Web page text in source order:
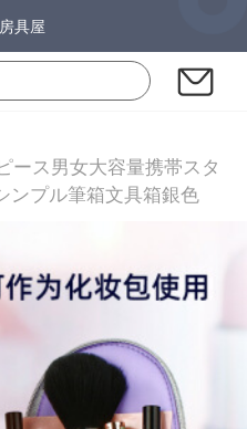
具屋
ース男女大容量携帯スタ
ンプル筆箱文具箱銀色